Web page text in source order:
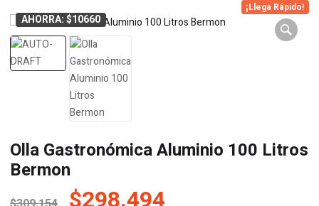
AHORRA: $10660
¡Llega Rápido!
Olla Gastronómica Aluminio 100 Litros
Bermon
El